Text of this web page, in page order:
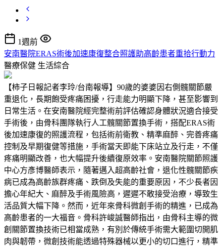
1週前
安南醫院ERAS術後加速康復整合照護助高齡患者重拾行動力
醫療保健 生活綜合
【柿子日報記者李玲/台南報導】90歲的婆婆因右側髖關節嚴
重退化，長期飽受疼痛困擾，行走能力明顯下降，甚至影響到
日常生活。在安南醫院經完整術前評估確認身體狀況適合接受
手術後，由骨科團隊執行人工髖關節置換手術，搭配ERAS術
後加速康復的照護流程，包括術前衛教、精準麻醉、完善疼痛
控制及早期復健等措施，手術當天即能下床站立及行走，不僅
疼痛明顯改善，也大幅提升後續復原效率。安南醫院關節照護
中心方彥博醫師表示，隨著邁入超高齡社會，退化性髖關節疾
病已成為高齡族群疼痛、跌倒及失能的重要原因，不少長者因
擔心年紀大、麻醉及手術風險高，遲遲不敢接受治療，導致生
活品質大幅下降。然而，近年來骨科微創手術的精進，已成為
高齡患者的一大福音。骨科許峻誠醫師指出，由骨科主導的微
創關節置換技術已相當成熟，有別於傳統手術需大範圍切開肌
肉與韌帶，微創技術能透過特殊器械以更小的切口進行，精準